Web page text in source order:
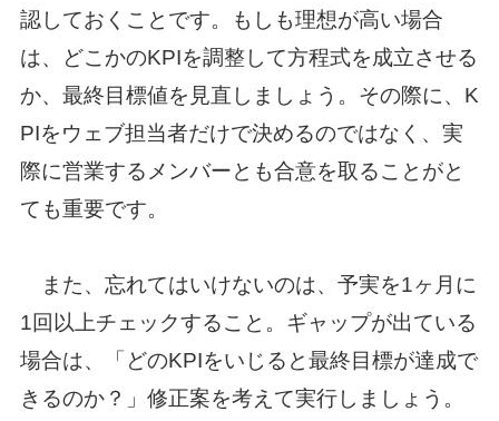
認しておくことです。もしも理想が高い場合
は、どこかのKPIを調整して方程式を成立させる
か、最終目標値を見直しましょう。その際に、K
PIをウェブ担当者だけで決めるのではなく、実
際に営業するメンバーとも合意を取ることがと
ても重要です。
また、忘れてはいけないのは、予実を1ヶ月に
1回以上チェックすること。ギャップが出ている
場合は、「どのKPIをいじると最終目標が達成で
きるのか？」修正案を考えて実行しましょう。